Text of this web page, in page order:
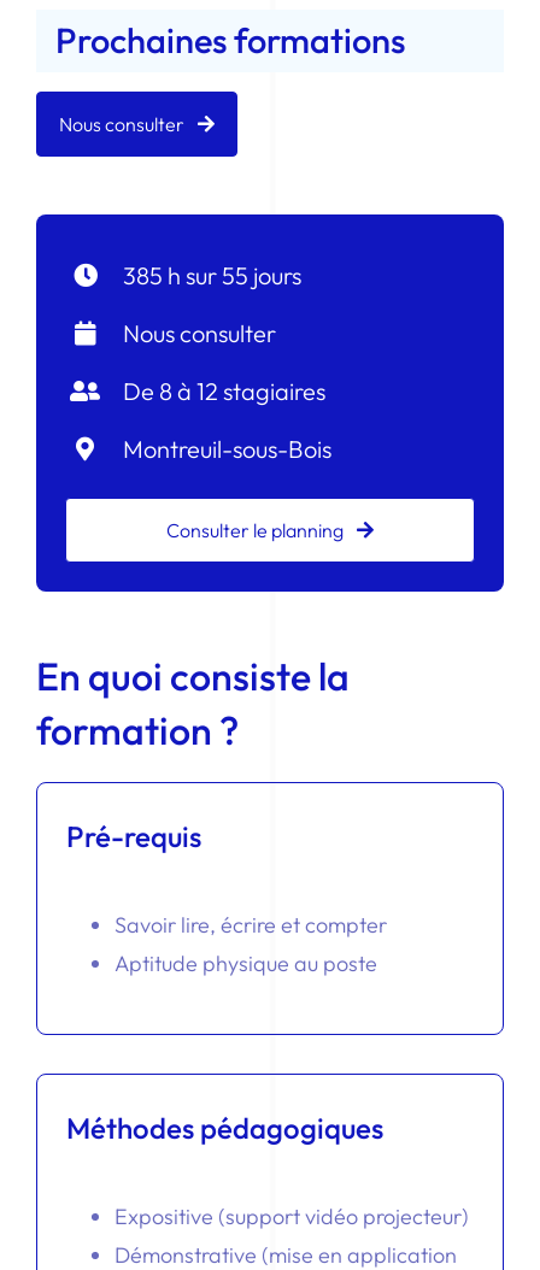
Prochaines formations
Nous consulter
385 h sur 55 jours
Nous consulter
De 8 à 12 stagiaires
Montreuil-sous-Bois
Consulter le planning
En quoi consiste la
formation ?
Pré-requis
Savoir lire, écrire et compter
Aptitude physique au poste
Méthodes pédagogiques
Expositive (support vidéo projecteur)
Démonstrative (mise en application